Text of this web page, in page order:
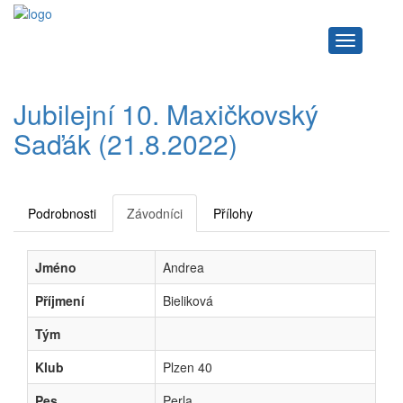
Navigace
Jubilejní 10. Maxičkovský
Saďák (21.8.2022)
Podrobnosti Závodníci Přílohy
Jméno
Andrea
Příjmení
Bieliková
Tým
Klub
Plzen 40